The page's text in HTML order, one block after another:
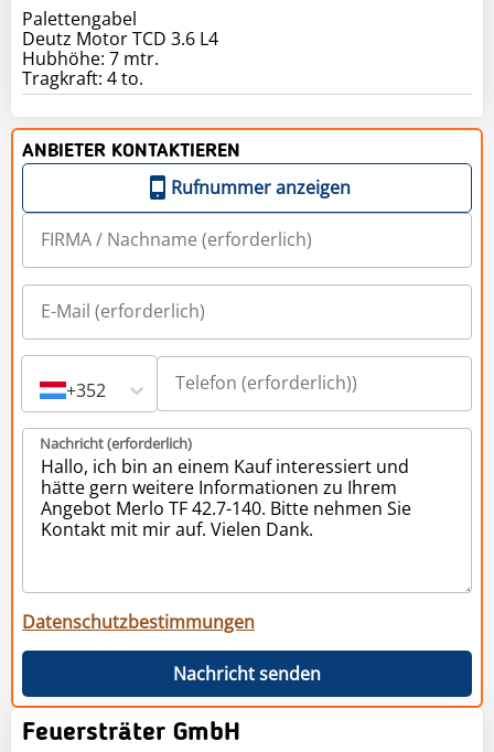
Palettengabel
Deutz Motor TCD 3.6 L4
Hubhöhe: 7 mtr.
ANBIETER KONTAKTIEREN
Rufnummer anzeigen
+352
Nachricht (erforderlich)
Datenschutzbestimmungen
Nachricht senden
Feuersträter GmbH